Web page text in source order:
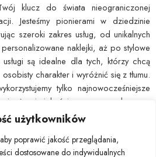
użytkowników
poprawić jakość przeglądania,
dostosowane do indywidualnych
klucz do świata nieograniczonej
Jesteśmy pionierami w dziedzinie
szeroki zakres usług, od unikalnych
naklejki, aż po stylowe
są idealne dla tych, którzy chcą
charakter i wyróżnić się z tłumu.
tylko najnowocześniejsze
jakości, co pozwala nam
i ostrość każdego nadruku. Dajemy Ci
wyrazić swoją indywidualność i ożywić
Kreatywny Warsztat, by przekształcić